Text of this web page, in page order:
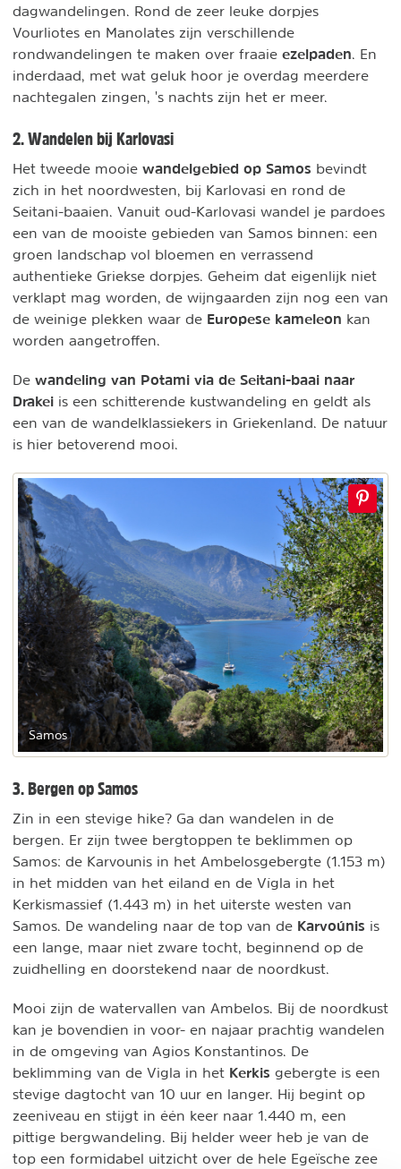
dagwandelingen. Rond de zeer leuke dorpjes
Vourliotes en Manolates zijn verschillende
rondwandelingen te maken over fraaie ezelpaden . En
inderdaad, met wat geluk hoor je overdag meerdere
nachtegalen zingen, 's nachts zijn het er meer.
2. Wandelen bij Karlovasi
Het tweede mooie wandelgebied op Samos bevindt
zich in het noordwesten, bij Karlovasi en rond de
Seitani-baaien. Vanuit oud-Karlovasi wandel je pardoes
een van de mooiste gebieden van Samos binnen: een
groen landschap vol bloemen en verrassend
authentieke Griekse dorpjes. Geheim dat eigenlijk niet
verklapt mag worden, de wijngaarden zijn nog een van
de weinige plekken waar de Europese kameleon kan
worden aangetroffen.
De wandeling van Potami via de Seitani-baai naar
Drakei is een schitterende kustwandeling en geldt als
een van de wandelklassiekers in Griekenland. De natuur
is hier betoverend mooi.
Samos
3. Bergen op Samos
Zin in een stevige hike? Ga dan wandelen in de
bergen. Er zijn twee bergtoppen te beklimmen op
Samos: de Karvounis in het Ambelosgebergte (1.153 m)
in het midden van het eiland en de Vígla in het
Kerkismassief (1.443 m) in het uiterste westen van
Samos. De wandeling naar de top van de Karvoúnis is
een lange, maar niet zware tocht, beginnend op de
zuidhelling en doorstekend naar de noordkust.
Mooi zijn de watervallen van Ambelos. Bij de noordkust
kan je bovendien in voor- en najaar prachtig wandelen
in de omgeving van Agios Konstantinos. De
beklimming van de Vigla in het Kerkis gebergte is een
stevige dagtocht van 10 uur en langer. Hij begint op
zeeniveau en stijgt in één keer naar 1.440 m, een
pittige bergwandeling. Bij helder weer heb je van de
top een formidabel uitzicht over de hele Egeïsche zee